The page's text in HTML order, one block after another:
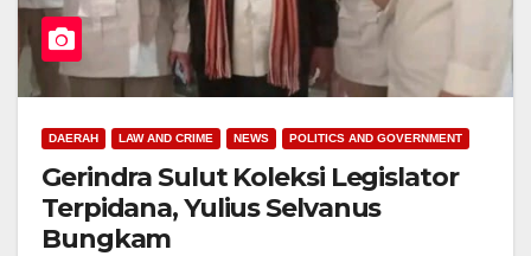
DAERAH LAW AND CRIME NEWS POLITICS AND GOVERNMENT
Gerindra Sulut Koleksi Legislator
Terpidana, Yulius Selvanus
Bungkam